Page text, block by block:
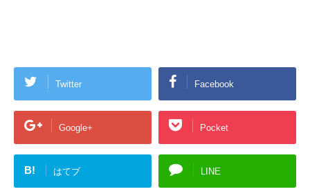
Twitter Facebook
Google+ Pocket
B! はてブ LINE